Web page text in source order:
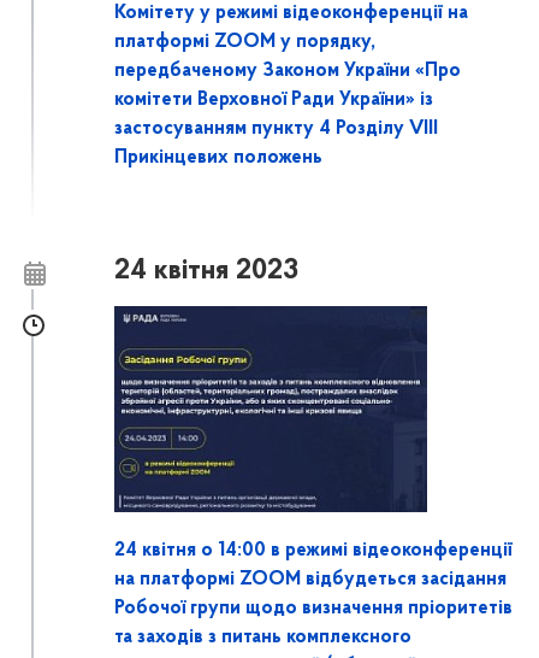
Комітету у режимі відеоконференції на
платформі ZOOM у порядку,
передбаченому Законом України «Про
комітети Верховної Ради України» із
застосуванням пункту 4 Розділу VIII
Прикінцевих положень
24 квітня 2023
24 квітня о 14:00 в режимі відеоконференції
на платформі ZOOM відбудеться засідання
Робочої групи щодо визначення пріоритетів
та заходів з питань комплексного